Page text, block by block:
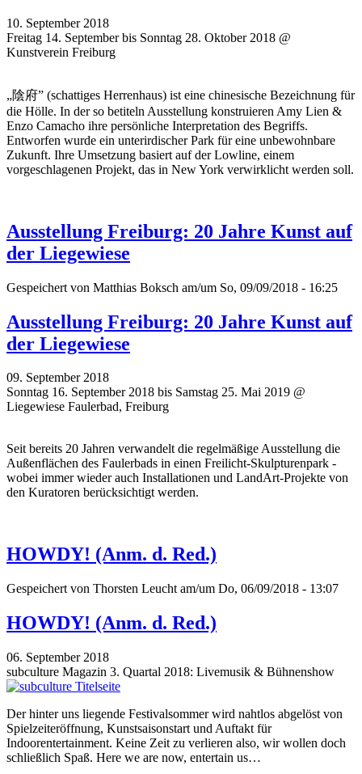
10. September 2018
Freitag 14. September bis Sonntag 28. Oktober 2018 @
Kunstverein Freiburg
„陰府” (schattiges Herrenhaus) ist eine chinesische Bezeichnung für
die Hölle. In der so betiteln Ausstellung konstruieren Amy Lien &
Enzo Camacho ihre persönliche Interpretation des Begriffs.
Entworfen wurde ein unterirdischer Park für eine unbewohnbare
Zukunft. Ihre Umsetzung basiert auf der Lowline, einem
vorgeschlagenen Projekt, das in New York verwirklicht werden soll.
Ausstellung Freiburg: 20 Jahre Kunst auf
der Liegewiese
Gespeichert von Matthias Boksch am/um So, 09/09/2018 - 16:25
Ausstellung Freiburg: 20 Jahre Kunst auf
der Liegewiese
09. September 2018
Sonntag 16. September 2018 bis Samstag 25. Mai 2019 @
Liegewiese Faulerbad, Freiburg
Seit bereits 20 Jahren verwandelt die regelmäßige Ausstellung die
Außenflächen des Faulerbads in einen Freilicht-Skulpturenpark -
wobei immer wieder auch Installationen und LandArt-Projekte von
den Kuratoren berücksichtigt werden.
HOWDY! (Anm. d. Red.)
Gespeichert von Thorsten Leucht am/um Do, 06/09/2018 - 13:07
HOWDY! (Anm. d. Red.)
06. September 2018
subculture Magazin 3. Quartal 2018: Livemusik & Bühnenshow
Der hinter uns liegende Festivalsommer wird nahtlos abgelöst von
Spielzeiteröffnung, Kunstsaisonstart und Auftakt für
Indoorentertainment. Keine Zeit zu verlieren also, wir wollen doch
schließlich Spaß. Here we are now, entertain us…